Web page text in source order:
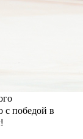
с победой в